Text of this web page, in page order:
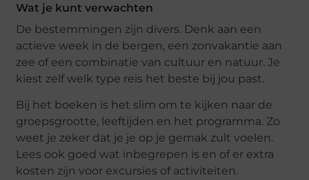
Wat je kunt verwachten
De bestemmingen zijn divers. Denk aan een
actieve week in de bergen, een zonvakantie aan
zee of een combinatie van cultuur en natuur. Je
kiest zelf welk type reis het beste bij jou past.
Bij het boeken is het slim om te kijken naar de
groepsgrootte, leeftijden en het programma. Zo
weet je zeker dat je je op je gemak zult voelen.
Lees ook goed wat inbegrepen is en of er extra
kosten zijn voor excursies of activiteiten.